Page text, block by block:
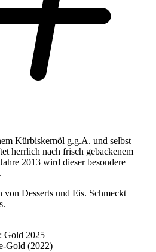
Kürbiskernöl g.g.A. und selbst
herrlich nach frisch gebackenem
2013 wird dieser besondere
Desserts und Eis. Schmeckt
Gold 2025
Gold (2022)